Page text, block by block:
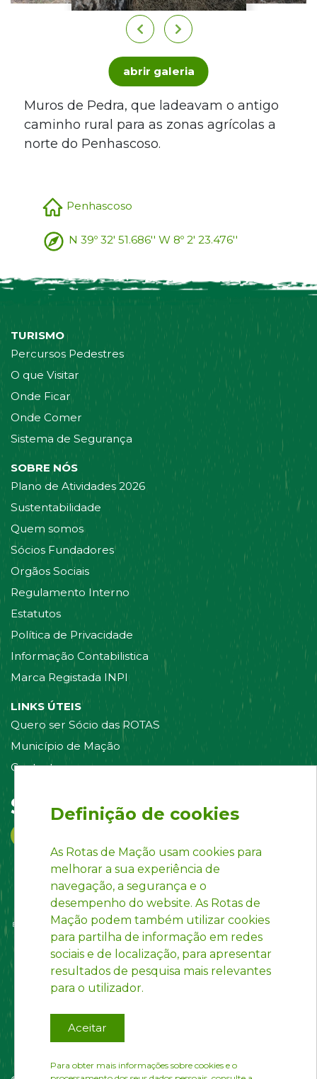
abrir galeria
Muros de Pedra, que ladeavam o antigo
caminho rural para as zonas agrícolas a
norte do Penhascoso.
Penhascoso
N 39º 32' 51.686'' W 8º 2' 23.476''
TURISMO
Percursos Pedestres
O que Visitar
Onde Ficar
Onde Comer
Sistema de Segurança
SOBRE NÓS
Plano de Atividades 2026
Sustentabilidade
Quem somos
Sócios Fundadores
Orgãos Sociais
Regulamento Interno
Estatutos
Política de Privacidade
Informação Contabilistica
Marca Registada INPI
LINKS ÚTEIS
Quero ser Sócio das ROTAS
Município de Mação
Contacte-nos
Siga-nos em:
Definição de cookies
As Rotas de Mação usam cookies para
melhorar a sua experiência de
navegação, a segurança e o
desempenho do website. As Rotas de
Mação podem também utilizar cookies
para partilha de informação em redes
sociais e de localização, para apresentar
resultados de pesquisa mais relevantes
para o utilizador.
Aceitar
Para obter mais informações sobre cookies e o